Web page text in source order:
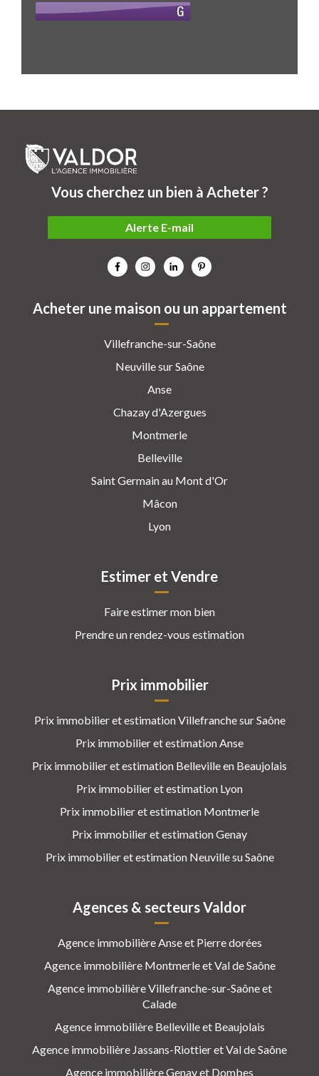
Acheter une maison ou un appartement
Villefranche-sur-Saône
Neuville sur Saône
Anse
Chazay d'Azergues
Montmerle
Belleville
Saint Germain au Mont d'Or
Mâcon
Lyon
Estimer et Vendre
Faire estimer mon bien
Prendre un rendez-vous estimation
Prix immobilier
Prix immobilier et estimation Villefranche sur Saône
Prix immobilier et estimation Anse
Prix immobilier et estimation Belleville en Beaujolais
Prix immobilier et estimation Lyon
Prix immobilier et estimation Montmerle
Prix immobilier et estimation Genay
Prix immobilier et estimation Neuville su Saône
Agences & secteurs Valdor
Agence immobilière Anse et Pierre dorées
Agence immobilière Montmerle et Val de Saône
Agence immobilière Villefranche-sur-Saône et
Calade
Agence immobilière Belleville et Beaujolais
Agence immobilière Jassans-Riottier et Val de Saône
Agence immobilière Genay et Dombes
Vous cherchez un bien à Acheter ?
Alerte E-mail